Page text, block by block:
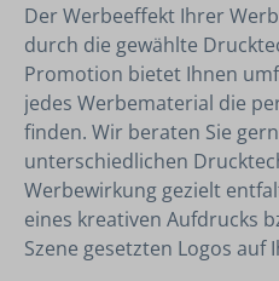
Der Werbeeffekt Ihrer
durch die gewählte
Promotion bietet Ihnen
jedes Werbematerial die
finden. Wir beraten Sie
unterschiedlichen
Werbewirkung gezielt
eines kreativen Aufdrucks
Szene gesetzten Logos auf